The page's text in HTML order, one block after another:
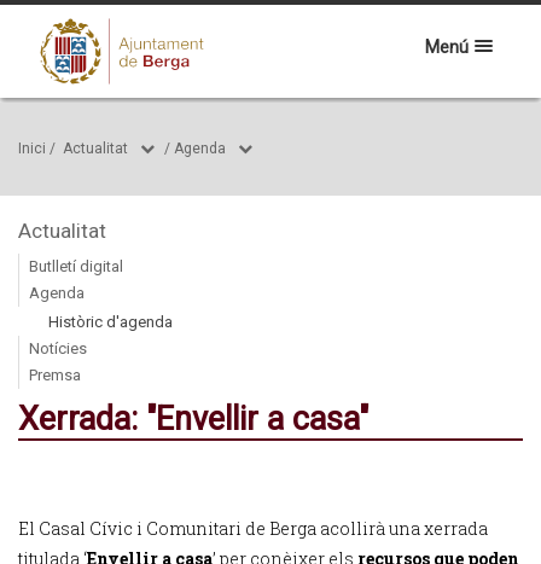
Menú
Inici / Actualitat / Agenda
Actualitat
Butlletí digital
Agenda
Històric d'agenda
Notícies
Premsa
Xerrada: "Envellir a casa"
El Casal Cívic i Comunitari de Berga acollirà una xerrada
titulada ‘Envellir a casa’ per conèixer els recursos que poden